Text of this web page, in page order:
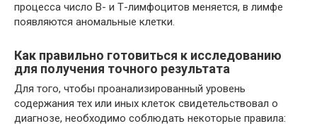
процесса число В- и Т-лимфоцитов меняется, в лимфе
появляются аномальные клетки.
Как правильно готовиться к исследованию
для получения точного результата
Для того, чтобы проанализированный уровень
содержания тех или иных клеток свидетельствовал о
диагнозе, необходимо соблюдать некоторые правила: